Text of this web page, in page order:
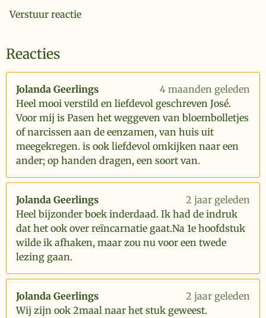
Verstuur reactie
Reacties
Jolanda Geerlings
4 maanden geleden
Heel mooi verstild en liefdevol geschreven José.
Voor mij is Pasen het weggeven van bloembolletjes
of narcissen aan de eenzamen, van huis uit
meegekregen. is ook liefdevol omkijken naar een
ander; op handen dragen, een soort van.
Jolanda Geerlings
2 jaar geleden
Heel bijzonder boek inderdaad. Ik had de indruk
dat het ook over reïncarnatie gaat.Na 1e hoofdstuk
wilde ik afhaken, maar zou nu voor een twede
lezing gaan.
Jolanda Geerlings
2 jaar geleden
Wij zijn ook 2maal naar het stuk geweest.